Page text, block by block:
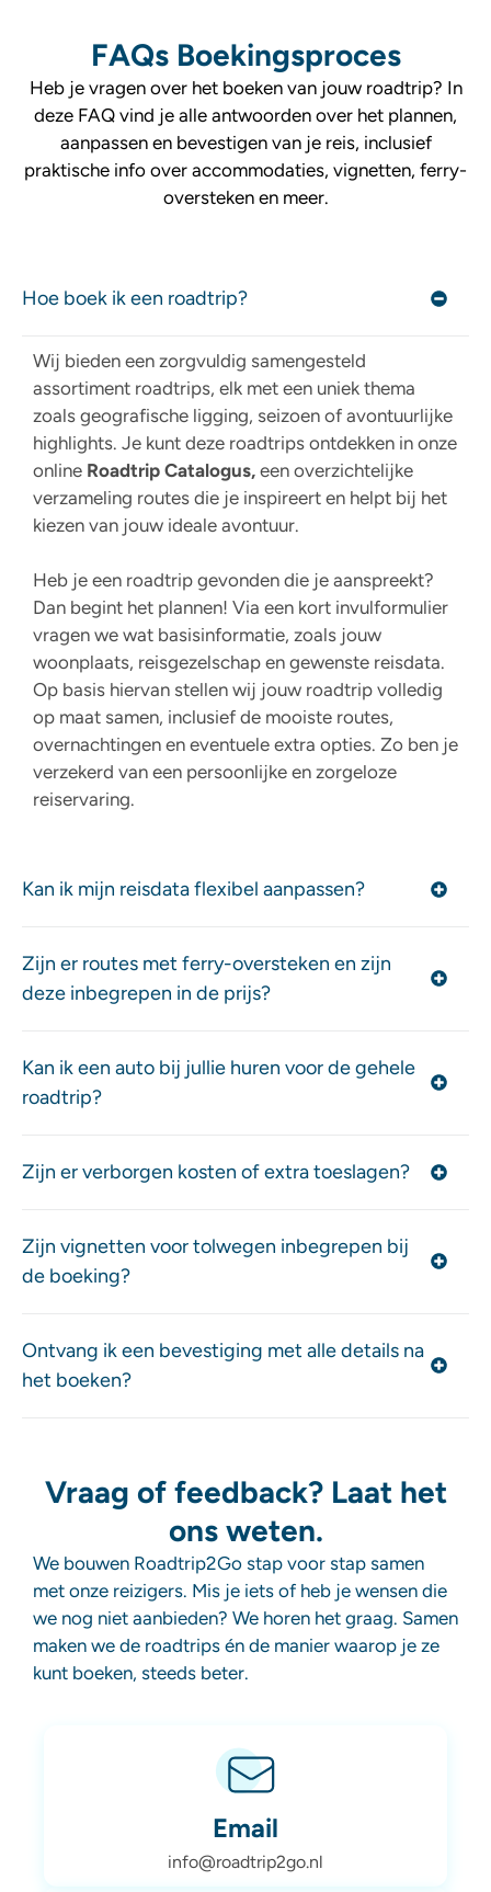
FAQs Boekingsproces
Heb je vragen over het boeken van jouw roadtrip? In
deze FAQ vind je alle antwoorden over het plannen,
aanpassen en bevestigen van je reis, inclusief
praktische info over accommodaties, vignetten, ferry-
oversteken en meer.
Hoe boek ik een roadtrip?
Wij bieden een zorgvuldig samengesteld
assortiment roadtrips, elk met een uniek thema
zoals geografische ligging, seizoen of avontuurlijke
highlights. Je kunt deze roadtrips ontdekken in onze
online Roadtrip Catalogus, een overzichtelijke
verzameling routes die je inspireert en helpt bij het
kiezen van jouw ideale avontuur.
Heb je een roadtrip gevonden die je aanspreekt?
Dan begint het plannen! Via een kort invulformulier
vragen we wat basisinformatie, zoals jouw
woonplaats, reisgezelschap en gewenste reisdata.
Op basis hiervan stellen wij jouw roadtrip volledig
op maat samen, inclusief de mooiste routes,
overnachtingen en eventuele extra opties. Zo ben je
verzekerd van een persoonlijke en zorgeloze
reiservaring.
Kan ik mijn reisdata flexibel aanpassen?
Zijn er routes met ferry-oversteken en zijn
deze inbegrepen in de prijs?
Kan ik een auto bij jullie huren voor de gehele
roadtrip?
Zijn er verborgen kosten of extra toeslagen?
Zijn vignetten voor tolwegen inbegrepen bij
de boeking?
Ontvang ik een bevestiging met alle details na
het boeken?
Vraag of feedback? Laat het
ons weten.
We bouwen Roadtrip2Go stap voor stap samen
met onze reizigers. Mis je iets of heb je wensen die
we nog niet aanbieden? We horen het graag. Samen
maken we de roadtrips én de manier waarop je ze
kunt boeken, steeds beter.
Email
info@roadtrip2go.nl